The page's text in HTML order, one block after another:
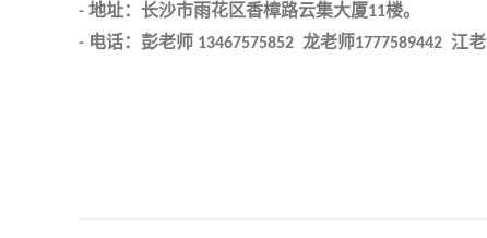
- 地址：长沙市雨花区香樟路云集大厦11楼。
- 电话：彭老师 13467575852 龙老师1777589442 江